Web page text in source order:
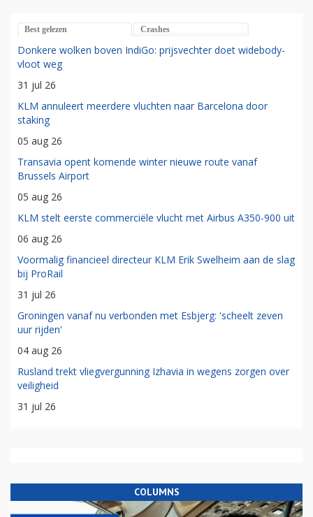
Best gelezen Crashes
Donkere wolken boven IndiGo: prijsvechter doet widebody-
vloot weg
31 jul 26
KLM annuleert meerdere vluchten naar Barcelona door
staking
05 aug 26
Transavia opent komende winter nieuwe route vanaf
Brussels Airport
05 aug 26
KLM stelt eerste commerciële vlucht met Airbus A350-900 uit
06 aug 26
Voormalig financieel directeur KLM Erik Swelheim aan de slag
bij ProRail
31 jul 26
Groningen vanaf nu verbonden met Esbjerg: 'scheelt zeven
uur rijden'
04 aug 26
Rusland trekt vliegvergunning Izhavia in wegens zorgen over
veiligheid
31 jul 26
COLUMNS